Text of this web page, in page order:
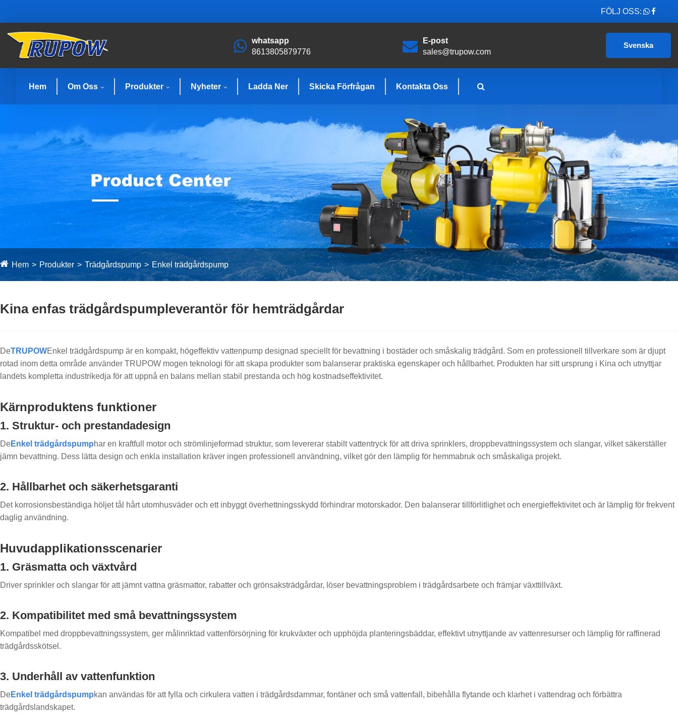
FÖLJ OSS:
whatsapp
8613805879776
E-post
sales@trupow.com
Svenska
Hem Om Oss Produkter Nyheter Ladda Ner Skicka Förfrågan Kontakta Oss
Hem Produkter Trädgårdspump Enkel trädgårdspump
Kina enfas trädgårdspumpleverantör för hemträdgårdar
DeTRUPOWEnkel trädgårdspump är en kompakt, högeffektiv vattenpump designad speciellt för bevattning i bostäder och småskalig trädgård. Som en professionell tillverkare som är djupt
rotad inom detta område använder TRUPOW mogen teknologi för att skapa produkter som balanserar praktiska egenskaper och hållbarhet. Produkten har sitt ursprung i Kina och utnyttjar
landets kompletta industrikedja för att uppnå en balans mellan stabil prestanda och hög kostnadseffektivitet.
Kärnproduktens funktioner
1. Struktur- och prestandadesign
DeEnkel trädgårdspumphar en kraftfull motor och strömlinjeformad struktur, som levererar stabilt vattentryck för att driva sprinklers, droppbevattningssystem och slangar, vilket säkerställer
jämn bevattning. Dess lätta design och enkla installation kräver ingen professionell användning, vilket gör den lämplig för hemmabruk och småskaliga projekt.
2. Hållbarhet och säkerhetsgaranti
Det korrosionsbeständiga höljet tål hårt utomhusväder och ett inbyggt överhettningsskydd förhindrar motorskador. Den balanserar tillförlitlighet och energieffektivitet och är lämplig för frekvent
daglig användning.
Huvudapplikationsscenarier
1. Gräsmatta och växtvård
Driver sprinkler och slangar för att jämnt vattna gräsmattor, rabatter och grönsaksträdgårdar, löser bevattningsproblem i trädgårdsarbete och främjar växttillväxt.
2. Kompatibilitet med små bevattningssystem
Kompatibel med droppbevattningssystem, ger målinriktad vattenförsörjning för krukväxter och upphöjda planteringsbäddar, effektivt utnyttjande av vattenresurser och lämplig för raffinerad
trädgårdsskötsel.
3. Underhåll av vattenfunktion
DeEnkel trädgårdspumpkan användas för att fylla och cirkulera vatten i trädgårdsdammar, fontäner och små vattenfall, bibehålla flytande och klarhet i vattendrag och förbättra
trädgårdslandskapet.